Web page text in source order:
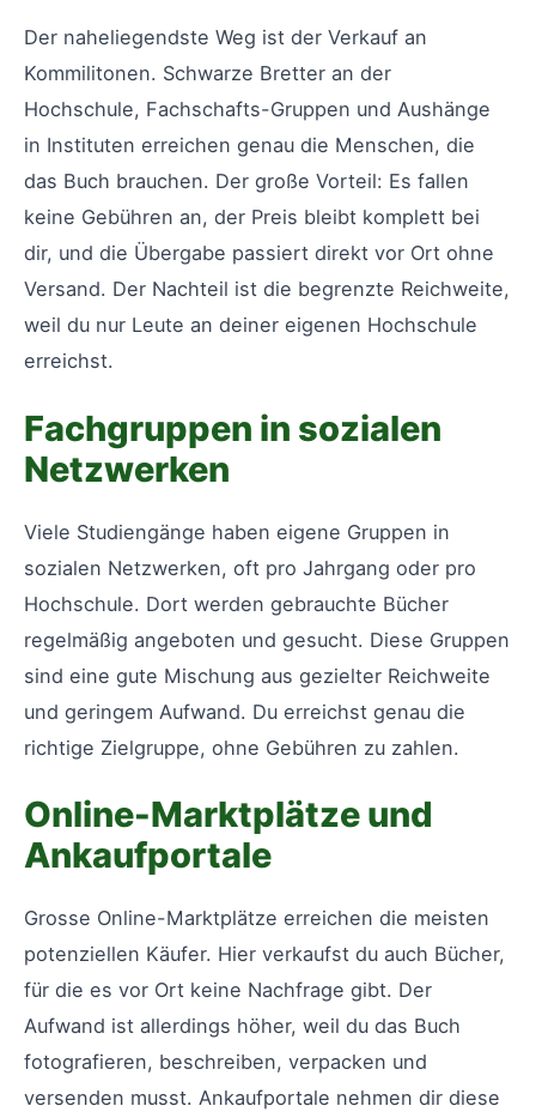
Der naheliegendste Weg ist der Verkauf an
Kommilitonen. Schwarze Bretter an der
Hochschule, Fachschafts-Gruppen und Aushänge
in Instituten erreichen genau die Menschen, die
das Buch brauchen. Der große Vorteil: Es fallen
keine Gebühren an, der Preis bleibt komplett bei
dir, und die Übergabe passiert direkt vor Ort ohne
Versand. Der Nachteil ist die begrenzte Reichweite,
weil du nur Leute an deiner eigenen Hochschule
erreichst.
Fachgruppen in sozialen
Netzwerken
Viele Studiengänge haben eigene Gruppen in
sozialen Netzwerken, oft pro Jahrgang oder pro
Hochschule. Dort werden gebrauchte Bücher
regelmäßig angeboten und gesucht. Diese Gruppen
sind eine gute Mischung aus gezielter Reichweite
und geringem Aufwand. Du erreichst genau die
richtige Zielgruppe, ohne Gebühren zu zahlen.
Online-Marktplätze und
Ankaufportale
Grosse Online-Marktplätze erreichen die meisten
potenziellen Käufer. Hier verkaufst du auch Bücher,
für die es vor Ort keine Nachfrage gibt. Der
Aufwand ist allerdings höher, weil du das Buch
fotografieren, beschreiben, verpacken und
versenden musst. Ankaufportale nehmen dir diese